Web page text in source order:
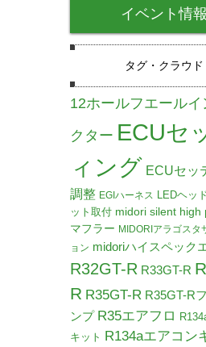
イベント情報
タグ・クラウド
12ホールフエールイ
クター ECUセ
ィング ECUセッ
調整 EGIハーネス LEDヘッ
ット取付 midori silent high
マフラー MIDORIアラゴスタ
ョン midoriハイスペック
R32GT-R R33GT-R
R R35GT-R R35GT-R
ンプ R35エアフロ
キット R134aエアコン